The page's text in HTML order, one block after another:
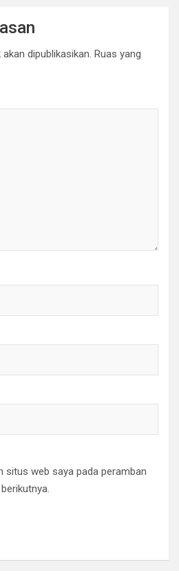
dipublikasikan. Ruas yang
situs web saya pada peramban